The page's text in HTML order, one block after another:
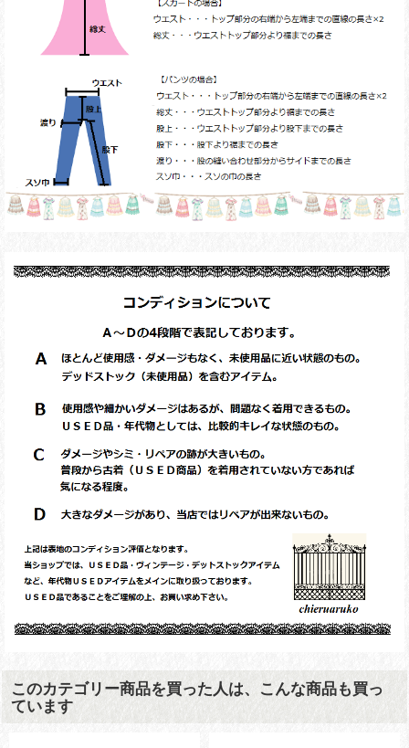
このカテゴリー商品を買った人は、こんな商品も買っ
ています